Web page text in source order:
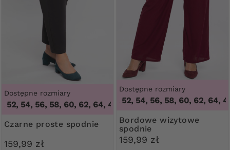
Dostępne rozmiary
54, 56, 58, 60, 62, 64 ,46, 48, 50, 52, 54, 56, 58, 60, 62,
Czarne proste spodnie
159,99 zł
Dostępne rozmiary
46, 48, 50, 52, 54, 56, 58, 60, 62, 64 ,46,
Bordowe wizytowe
spodnie
159,99 zł